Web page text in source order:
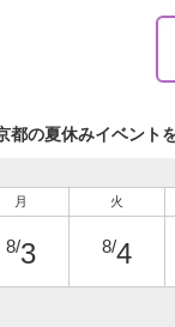
都の夏休みイベント
月
8/3
火
8/4